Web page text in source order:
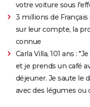
votre voiture sous
3 millions de
sur leur compte, la
connue
Carla Villa, 101 ans :
et je prends un café
déjeuner. Je saute le
avec des légumes ou